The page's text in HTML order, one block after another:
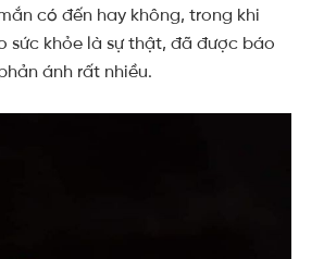
có đến hay không, trong khi
sức khỏe là sự thật, đã được báo
ánh rất nhiều.